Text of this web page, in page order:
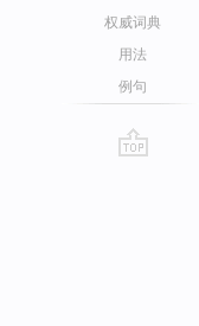
权威词典
用法
例句